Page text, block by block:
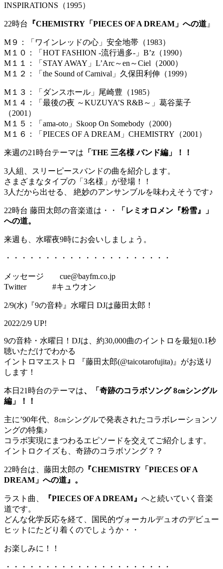
INSPIRATIONS（1995）
22時台 『CHEMISTRY「PIECES OF A DREAM」への道 』
M９：「ワインレッドの心」安全地帯（1983）
M１０：「HOT FASHION -流行過多-」B’z（1990）
M１１：「STAY AWAY」L’Arc～en～Ciel（2000）
M１２：「the Sound of Carnival」久保田利伸（1999）
M１３：「ダンスホール」尾崎豊（1985）
M１４：「最後の夜 ～KUZUYA’S R&B～」葛谷葉子
（2001）
M１５：「ama-oto」Skoop On Somebody（2000）
M１６：「PIECES OF A DREAM」CHEMISTRY（2001）
来週の21時台テーマは 「THE 三名様 バンド編」！！
3人組、スリーピースバンドの曲を紹介します。
さまざまなタイプの「3名様」が登場！！
3人だから出せる、 絶妙のアンサンブルを味わえそうです♪
22時台 藤田太郎の音楽道は・・
「レミオロメン『粉雪』」
への道。
来週も、水曜夜9時にお会いしましょう。
・・・・・・・・・・・・・・・・・・・・・
メッセージ cue@bayfm.co.jp
Twitter #キュウオン
2/9(水)『9の音粋』水曜日 DJは藤田太郎！
2022/2/9 UP!
9の音粋・水曜日！DJは、約30,000曲のイントロを最短0.1秒
聴いただけでわかる
イントロマエストロ 『藤田太郎(@taicotarofujita)』がお送り
します！
本日21時台のテーマは、「奇跡のコラボソング 8㎝シングル
編」！！
主に’90年代、8㎝シングルで発表されたコラボレーションソ
ングの特集♪
コラボ実現にまつわるエピソードを交えてご紹介します。
イントロクイズも、奇跡のコラボソング？？
22時台は、藤田太郎の 『CHEMISTRY「PIECES OF A
DREAM」への道』。
ラスト曲、 『PIECES OF A DREAM』 へと続いていく音楽
道です。
どんな化学反応を経て、国民的ヴォーカルデュオのデビュー
ヒットにたどり着くのでしょうか・・
お楽しみに！！
・・・・・・・・・・・・・・・・・・・・・